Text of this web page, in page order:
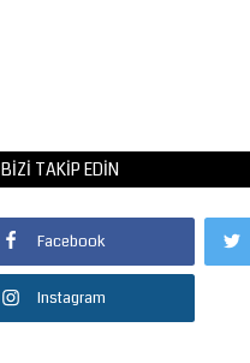
BIZI TAKIP EDIN
Facebook
Instagram